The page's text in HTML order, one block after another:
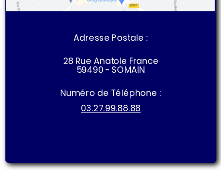
Adresse Postale :
28 Rue Anatole France
59490 - SOMAIN
Numéro de Téléphone :
03.27.99.88.88